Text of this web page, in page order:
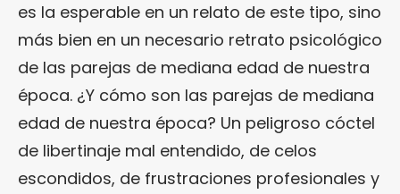
es la esperable en un relato de este tipo, sino
más bien en un necesario retrato psicológico
de las parejas de mediana edad de nuestra
época. ¿Y cómo son las parejas de mediana
edad de nuestra época? Un peligroso cóctel
de libertinaje mal entendido, de celos
escondidos, de frustraciones profesionales y